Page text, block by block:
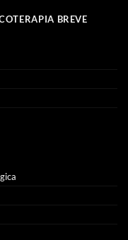
BREVE